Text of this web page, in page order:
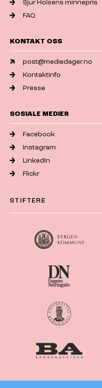
Sjur Holsens minnepris
FAQ
KONTAKT OSS
post@mediedager.no
Kontaktinfo
Presse
SOSIALE MEDIER
Facebook
Instagram
LinkedIn
Flickr
STIFTERE